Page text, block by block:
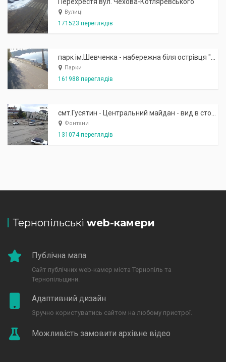
Вулиці
171523 переглядів
Парки
161988 переглядів
Фонтани
131074 переглядів
Тернопільські web-камери
Публічна мапа
Сайт публічних web-камер міста Тернопіль та
Тернопільщини.
Адаптивний дизайн
Зручно користуватись сайтом на любому пристрої.
Можливість замовити архівне відео